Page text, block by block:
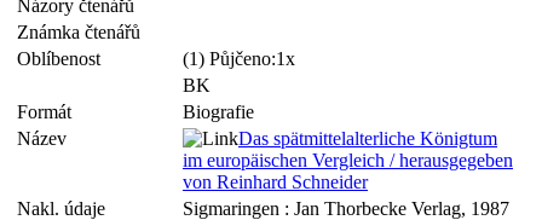
Názory čtenářů
Známka čtenářů
Oblíbenost
(1) Půjčeno:1x
BK
Formát
Biografie
Název
Das spätmittelalterliche Königtum
im europäischen Vergleich / herausgegeben
von Reinhard Schneider
Nakl. údaje
Sigmaringen : Jan Thorbecke Verlag, 1987